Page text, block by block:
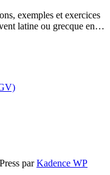
exemples et exercices
latine ou grecque en…
parKadence WP